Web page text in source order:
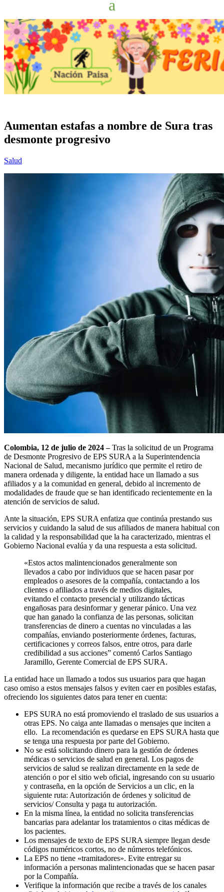
Aumentan estafas a nombre de Sura tras
desmonte progresivo
Salud
Colombia, 12 de julio de 2024 –Tras la solicitud de un Programa
de Desmonte Progresivo de EPS SURA a la Superintendencia
Nacional de Salud, mecanismo jurídico que permite el retiro de
manera ordenada y diligente, la entidad hace un llamado a sus
afiliados y a la comunidad en general, debido al incremento de
modalidades de fraude que se han identificado recientemente en la
atención de servicios de salud.
Ante la situación, EPS SURA enfatiza que continúa prestando sus
servicios y cuidando la salud de sus afiliados de manera habitual con
la calidad y la responsabilidad que la ha caracterizado, mientras el
Gobierno Nacional evalúa y da una respuesta a esta solicitud.
«Estos actos malintencionados generalmente son
llevados a cabo por individuos que se hacen pasar por
empleados o asesores de la compañía, contactando a los
clientes o afiliados a través de medios digitales,
evitando el contacto presencial y utilizando tácticas
engañosas para desinformar y generar pánico. Una vez
que han ganado la confianza de las personas, solicitan
transferencias de dinero a cuentas no vinculadas a las
compañías, enviando posteriormente órdenes, facturas,
certificaciones y correos falsos, entre otros, para darle
credibilidad a sus acciones” comentó Carlos Santiago
Jaramillo, Gerente Comercial de EPS SURA.
La entidad hace un llamado a todos sus usuarios para que hagan
caso omiso a estos mensajes falsos y eviten caer en posibles estafas,
ofreciendo los siguientes datos para tener en cuenta:
EPS SURA no está promoviendo el traslado de sus usuarios a
otras EPS. No caiga ante llamadas o mensajes que inciten a
ello. La recomendación es quedarse en EPS SURA hasta que
se tenga una respuesta por parte del Gobierno.
No se está solicitando dinero para la gestión de órdenes
médicas o servicios de salud en general. Los pagos de
servicios de salud se realizan directamente en la sede de
atención o por el sitio web oficial, ingresando con su usuario
y contraseña, en la opción de Servicios a un clic, en la
siguiente ruta: Autorización de órdenes y solicitud de
servicios/ Consulta y paga tu autorización.
En la misma línea, la entidad no solicita transferencias
bancarias para adelantar los tratamientos o citas médicas de
los pacientes.
Los mensajes de texto de EPS SURA siempre llegan desde
códigos numéricos cortos, no de números telefónicos.
La EPS no tiene «tramitadores». Evite entregar su
información a personas malintencionadas que se hacen pasar
por la Compañía.
Verifique la información que recibe a través de los canales